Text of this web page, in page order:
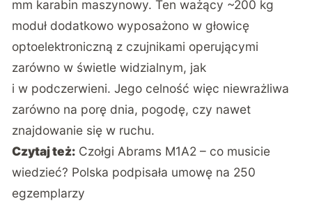
mm karabin maszynowy. Ten ważący ~200 kg
moduł dodatkowo wyposażono w głowicę
optoelektroniczną z czujnikami operującymi
zarówno w świetle widzialnym, jak
i w podczerwieni. Jego celność więc niewrażliwa
zarówno na porę dnia, pogodę, czy nawet
znajdowanie się w ruchu.
Czytaj też: Czołgi Abrams M1A2 – co musicie
wiedzieć? Polska podpisała umowę na 250
egzemplarzy